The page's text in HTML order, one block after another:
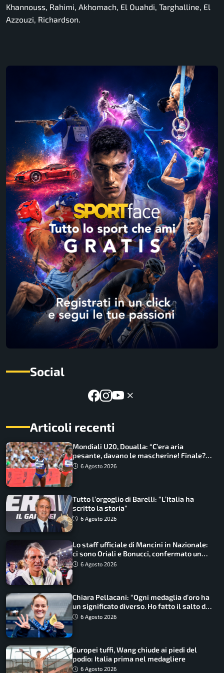
Khannouss, Rahimi, Akhomach, El Ouahdi, Targhalline, El
Azzouzi, Richardson.
Social
Articoli recenti
Mondiali U20, Doualla: “C’era aria
pesante, davano le mascherine! Finale?
Non ho nulla da perdere”
6 Agosto 2026
Tutto l’orgoglio di Barelli: “L’Italia ha
scritto la storia”
6 Agosto 2026
Lo staff ufficiale di Mancini in Nazionale:
ci sono Oriali e Bonucci, confermato un
ritorno
6 Agosto 2026
Chiara Pellacani: “Ogni medaglia d’oro ha
un significato diverso. Ho fatto il salto di
qualità”
6 Agosto 2026
Europei tuffi, Wang chiude ai piedi del
podio: Italia prima nel medagliere
6 Agosto 2026